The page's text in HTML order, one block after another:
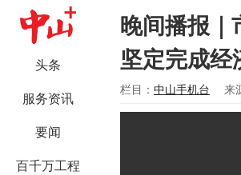
头条
服务资讯
要闻
百千万工程
晚间播报
坚定完成
栏目： 中山手机台 来